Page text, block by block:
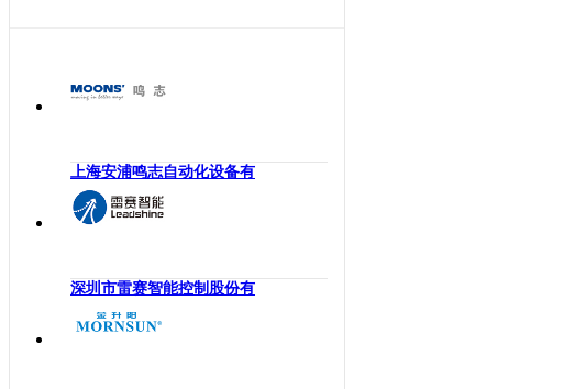
电气连接
传感器
运动控制
低压电器
工业交换机
江西
河南
湖北
广西
海南
起重机械
风电光伏
烟草机械
印刷机械
物流仓储
上海安浦鸣志自动化设备有
深圳市雷赛智能控制股份有